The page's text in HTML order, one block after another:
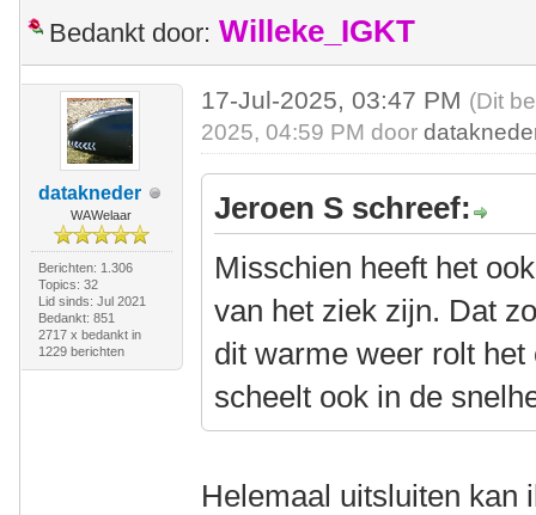
Bedankt door: Willeke_IGKT
datakneder
WAWelaar
Berichten: 1.306
Topics: 32
Lid sinds: Jul 2021
Bedankt: 851
2717 x bedankt in
1229 berichten
17-Jul-2025, 03:47 PM (Dit
2025, 04:59 PM door
Jeroen S schreef:
Misschien heeft het
van het ziek zijn. Dat
dit warme weer rolt
scheelt ook in de
Helemaal uitsluiten kan